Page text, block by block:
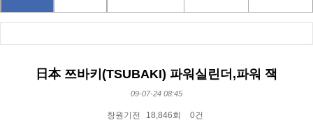
日本 쯔바키(TSUBAKI) 파워실린더,파워 잭
09-07-24 08:45
창원기전 18,846회 0건